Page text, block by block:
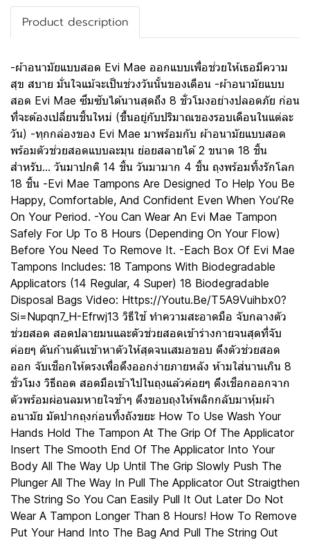
Product description
-ผ้าอนามัยแบบสอด Evi Mae ออกแบบเพื่อช่วยให้เธอมีความ
สุข สบาย มั่นใจแม้จะเป็นช่วงวันนั้นของเดือน -ผ้าอนามัยแบบ
สอด Evi Mae ซึมซับได้นานสุดถึง 8 ชั่วโมงอย่างปลอดภัย ก่อน
ที่จะต้องเปลี่ยนชิ้นใหม่ (ขึ้นอยู่กับปริมาณของรอบเดือนในแต่ละ
วัน) -ทุกกล่องของ Evi Mae มาพร้อมกับ ผ้าอนามัยแบบสอด
พร้อมตัวช่วยสอดแบบละมุน ย่อยสลายได้ 2 ขนาด 18 ชิ้น
สำหรับ... วันมาปกติ 14 ชิ้น วันมามาก 4 ชิ้น ถุงพร้อมทิ้งรักโลก
18 ชิ้น -Evi Mae Tampons Are Designed To Help You Be
Happy, Comfortable, And Confident Even When You’Re
On Your Period. -You Can Wear An Evi Mae Tampon
Safely For Up To 8 Hours (Depending On Your Flow)
Before You Need To Remove It. -Each Box Of Evi Mae
Tampons Includes: 18 Tampons With Biodegradable
Applicators (14 Regular, 4 Super) 18 Biodegradable
Disposal Bags Video: Https://Youtu.Be/T5A9Vuihbx0?
Si=Nupqn7_H-Efrwj13 วิธีใช้ ทำความสะอาดมือ จับกลางตัว
ช่วยสอด สอดปลายมนและตัวช่วยสอดเข้าร่างกายจนสุดที่จับ
ค่อยๆ ดันก้านดันเข้าหาตัวให้สุดจนเสมอขอบ ดึงตัวช่วยสอด
ออก จับเชือกให้ตรงเพื่อดึงออกง่ายภายหลัง ห้ามใส่นานเกิน 8
ชั่วโมง วิธีถอด สอดมือเข้าไปในถุงแล้วค่อยๆ ดึงเชือกออกจาก
ตัวพร้อมผ่อนลมหายใจช้าๆ ดึงขอบถุงให้พลิกกลับมาหุ้มผ้า
อนามัย มัดปากถุงก่อนทิ้งถังขยะ How To Use Wash Your
Hands Hold The Tampon At The Grip Of The Applicator
Insert The Smooth End Of The Applicator Into Your
Body All The Way Up Until The Grip Slowly Push The
Plunger All The Way In Pull The Applicator Out Straigthen
The String So You Can Easily Pull It Out Later Do Not
Wear A Tampon Longer Than 8 Hours! How To Remove
Put Your Hand Into The Bag And Pull The String Out